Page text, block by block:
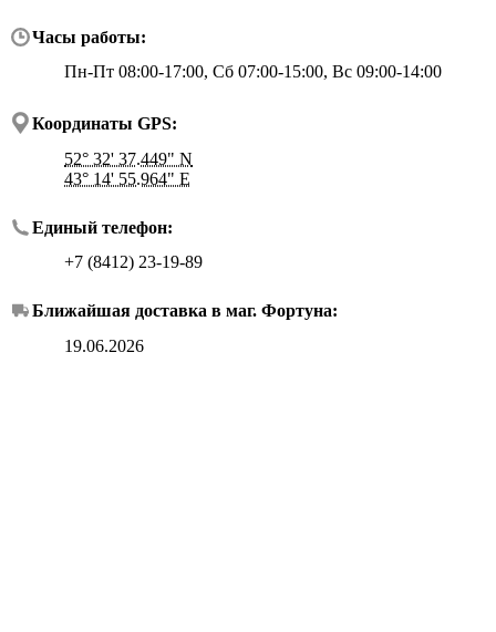
Часы работы:
Пн-Пт 08:00-17:00, Сб 07:00-15:00, Вс 09:00-14:00
Координаты GPS:
52° 32' 37.449" N
43° 14' 55.964" E
Единый телефон:
+7 (8412) 23-19-89
Ближайшая доставка в маг. Фортуна:
19.06.2026